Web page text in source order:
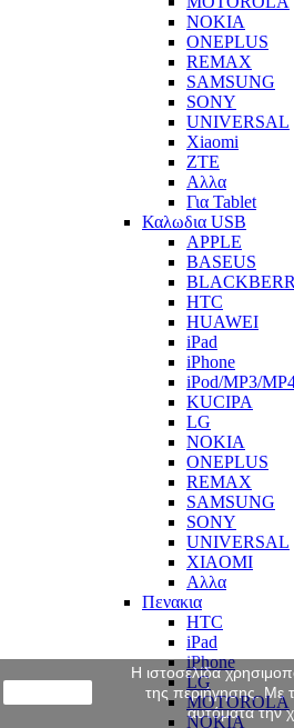
NOKIA
ONEPLUS
REMAX
SAMSUNG
SONY
UNIVERSAL
Xiaomi
ZTE
Αλλα
Για Tablet
Καλωδια USB
APPLE
BASEUS
HTC
HUAWEI
iPad
iPhone
iPod/MP3/
KUCIPA
LG
NOKIA
ONEPLUS
REMAX
SAMSUNG
SONY
UNIVERSAL
XIAOMI
Αλλα
Πενακια
HTC
iPad
iPhone
LG
MOTOROLA
NOKIA
Η ιστοσελίδα
της περιήγησης. Με
αυτόματα την